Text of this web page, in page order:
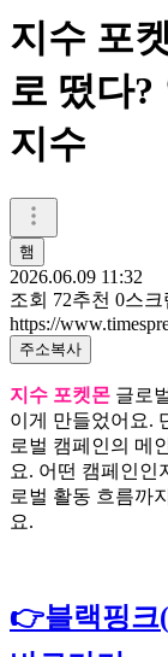
지수 포
로 떴다?
지수
햄
2026.06.09 11:32
조회 72추천 0스크
https://
주소복사
지수 포켓몬 글로
이게 만들었어요.
로벌 캠페인의 메
요. 어떤 캠페인인
로벌 활동 흐름까
요.
👉블랙핑크